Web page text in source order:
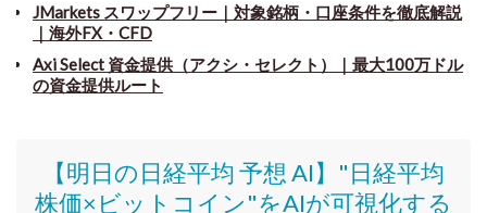
JMarkets スワップフリー ｜ 対象銘柄・口座条件を徹底解説
｜海外FX・CFD
Axi Select 資金提供（アクシ・セレクト）｜最大100万ドル
の資金提供ルート
【明日の日経平均 予想 AI】"日経平均
株価×ビットコイン"をAIが可視化する